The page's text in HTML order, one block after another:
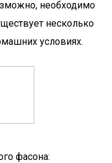
необходимо
несколько
условиях.
фасона: